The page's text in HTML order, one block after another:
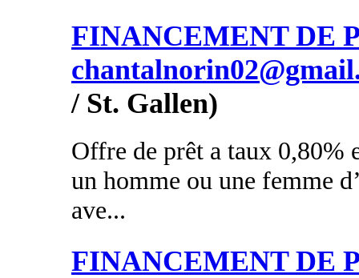
FINANCEMENT DE
/ St. Gallen)
Offre de prêt a taux 0,80%
un homme ou une femme
ave...
FINANCEMENT DE